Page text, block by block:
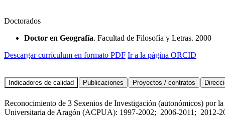
Doctorados
Doctor en Geografía. Facultad de Filosofía y Letras. 2000
Descargar currículum en formato PDF Ir a la página ORCID
Reconocimiento de 3 Sexenios de Investigación (autonómicos) por
Universitaria de Aragón (ACPUA): 1997-2002; 2006-2011; 2012-